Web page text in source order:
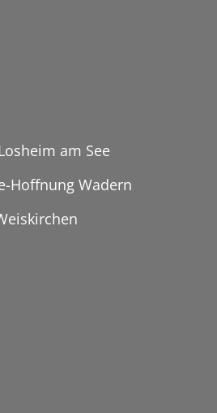
am See
Hoffnung Wadern